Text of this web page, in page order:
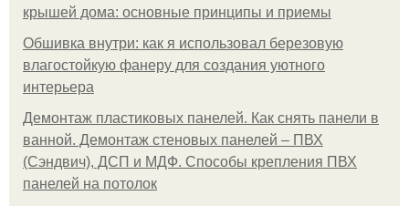
крышей дома: основные принципы и приемы
Обшивка внутри: как я использовал березовую
влагостойкую фанеру для создания уютного
интерьера
Демонтаж пластиковых панелей. Как снять панели в
ванной. Демонтаж стеновых панелей – ПВХ
(Сэндвич), ДСП и МДФ. Способы крепления ПВХ
панелей на потолок